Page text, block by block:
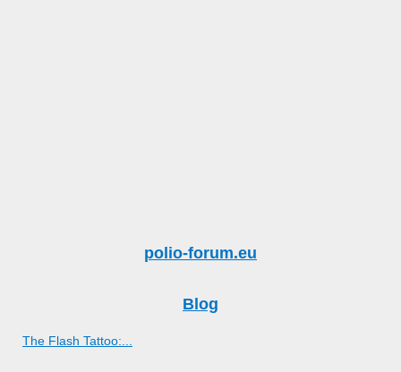
polio-forum.eu
Blog
The Flash Tattoo:...